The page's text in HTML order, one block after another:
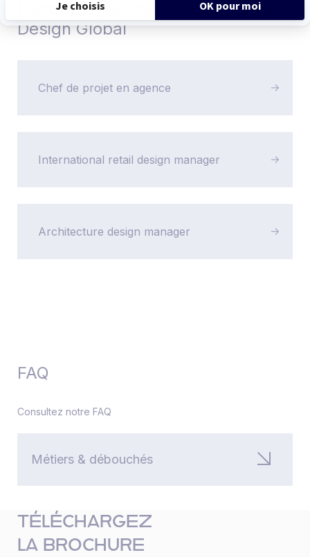
Découvrir plus de métiers du
Design Global
Chef de projet en agence
International retail design manager
Architecture design manager
FAQ
Consultez notre FAQ
Métiers & débouchés
TÉLÉCHARGEZ
LA BROCHURE